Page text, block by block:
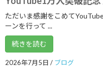
カテゴリー
ただいま感謝をこめて
ーンを行って ...
続きを読む
2026年7月5日 / ブログ